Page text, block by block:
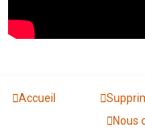
Accueil
Nous